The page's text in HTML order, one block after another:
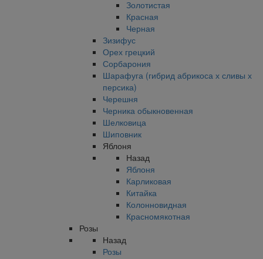
Золотистая
Красная
Черная
Зизифус
Орех грецкий
Сорбарония
Шарафуга (гибрид абрикоса х сливы х
персика)
Черешня
Черника обыкновенная
Шелковица
Шиповник
Яблоня
Назад
Яблоня
Карликовая
Китайка
Колонновидная
Красномякотная
Розы
Назад
Розы